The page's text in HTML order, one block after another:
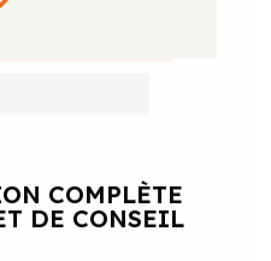
COMPLÈTE
DE CONSEIL